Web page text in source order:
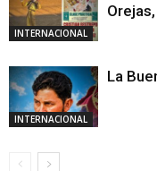
INTERNACIONAL
INTERNACIONAL
La